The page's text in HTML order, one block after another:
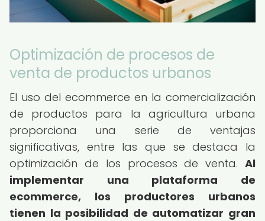
Optimización de procesos de
venta de productos urbanos
El uso del ecommerce en la comercialización
de productos para la agricultura urbana
proporciona una serie de ventajas
significativas, entre las que se destaca la
optimización de los procesos de venta. Al
implementar una plataforma de
ecommerce, los productores urbanos
tienen la posibilidad de automatizar gran